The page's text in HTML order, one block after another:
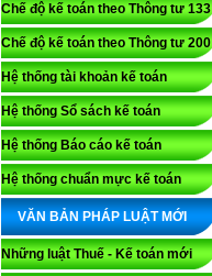
Chế độ kế toán theo Thông tư 133
Chế độ kế toán theo Thông tư 200
Hệ thống tài khoản kế toán
Hệ thống Sổ sách kế toán
Hệ thống Báo cáo kế toán
Hệ thống chuẩn mực kế toán
VĂN BẢN PHÁP LUẬT MỚI
Những luật Thuế - Kế toán mới